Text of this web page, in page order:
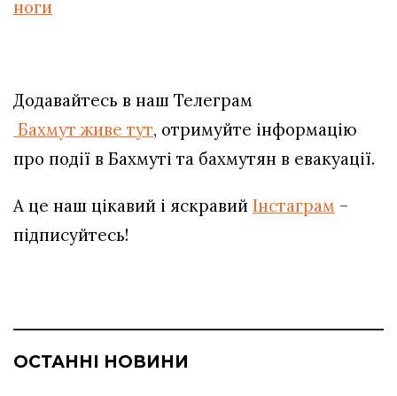
ноги
Додавайтесь в наш Телеграм
Бахмут живе тут, отримуйте інформацію
про події в Бахмуті та бахмутян в евакуації.
А це наш цікавий і яскравий Інстаграм –
підписуйтесь!
ОСТАННІ НОВИНИ